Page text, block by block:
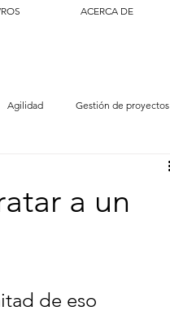
ACERCA DE
Agilidad Gestión de proyectos
a un
de eso